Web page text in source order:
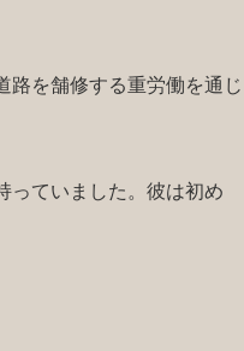
路を舗修する重労働を通じ
っていました。彼は初め